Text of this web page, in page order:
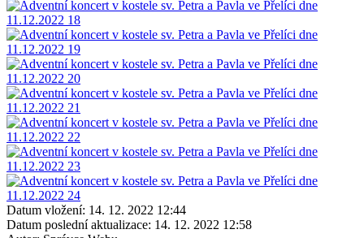
Datum vložení: 14. 12. 2022 12:44
Datum poslední aktualizace: 14. 12. 2022 12:58